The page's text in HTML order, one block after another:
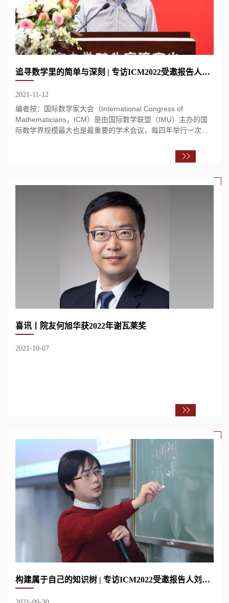
追寻数学里的简单与深刻 | 专访ICM2022受邀报告人丁剑校友
2021-11-12
编者按：国际数学家大会（International Congress of
Mathematicians，ICM）是由国际数学联盟（IMU）主办的国
际数学界规模最大也是最重要的学术会议，每四年举行一次。
喜讯丨院友何旭华获2022年谢瓦莱奖
2021-10-07
构建属于自己的知识树 | 专访ICM2022受邀报告人刘毅老师